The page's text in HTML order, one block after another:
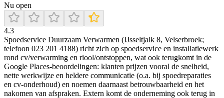
Nu open
4.3
Spoedservice Duurzaam Verwarmen (IJsseltjalk 8, Velserbroek;
telefoon 023 201 4188) richt zich op spoedservice en installatiewerk
rond cv/verwarming en riool/ontstoppen, wat ook terugkomt in de
Google Places-beoordelingen: klanten prijzen vooral de snelheid,
nette werkwijze en heldere communicatie (o.a. bij spoedreparaties
en cv-onderhoud) en noemen daarnaast betrouwbaarheid en het
nakomen van afspraken. Extern komt de onderneming ook terug in